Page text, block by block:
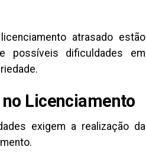
atrasado estão
possíveis dificuldades em
Licenciamento
exigem a realização da